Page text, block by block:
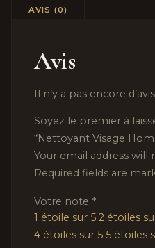
AVIS (0)
Avis
Il n’y a pas encore
Soyez le premier à
“Nettoyant Visage
Your email address will
Required fields are
Votre note *
1 étoile sur 5 2 étoiles
4 étoiles sur 5 5 étoiles